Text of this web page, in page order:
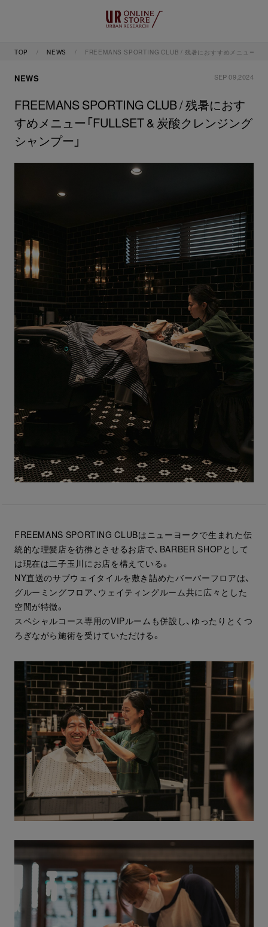
TOP NEWS FREEMANS SPORTING CLUB / 残暑におすすめメニュー「
NEWS SEP 09,2024
FREEMANS SPORTING CLUB / 残暑におす
すめメニュー「FULLSET & 炭酸クレンジング
シャンプー」
FREEMANS SPORTING CLUBはニューヨークで生まれた伝
統的な理髪店を彷彿とさせるお店で、BARBER SHOPとして
は現在は二子玉川にお店を構えている。
NY直送のサブウェイタイルを敷き詰めたバーバーフロアは、
グルーミングフロア、ウェイティングルーム共に広々とした
空間が特徴。
スペシャルコース専用のVIPルームも併設し、ゆったりとくつ
ろぎながら施術を受けていただける。